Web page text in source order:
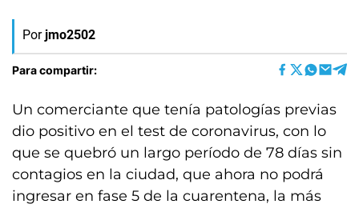
Por jmo2502
Para compartir:
Un comerciante que tenía patologías previas
dio positivo en el test de coronavirus, con lo
que se quebró un largo período de 78 días sin
contagios en la ciudad, que ahora no podrá
ingresar en fase 5 de la cuarentena, la más